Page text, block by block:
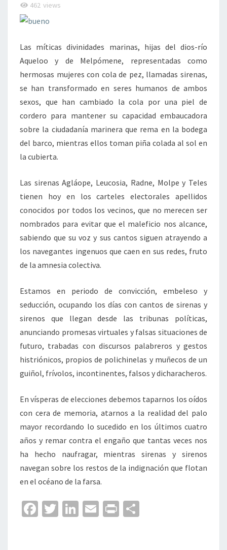
462 views
Las míticas divinidades marinas, hijas del dios-río
Aqueloo y de Melpómene, representadas como
hermosas mujeres con cola de pez, llamadas sirenas,
se han transformado en seres humanos de ambos
sexos, que han cambiado la cola por una piel de
cordero para mantener su capacidad embaucadora
sobre la ciudadanía marinera que rema en la bodega
del barco, mientras ellos toman piña colada al sol en
la cubierta.
Las sirenas Agláope, Leucosia, Radne, Molpe y Teles
tienen hoy en los carteles electorales apellidos
conocidos por todos los vecinos, que no merecen ser
nombrados para evitar que el maleficio nos alcance,
sabiendo que su voz y sus cantos siguen atrayendo a
los navegantes ingenuos que caen en sus redes, fruto
de la amnesia colectiva.
Estamos en periodo de convicción, embeleso y
seducción, ocupando los días con cantos de sirenas y
sirenos que llegan desde las tribunas políticas,
anunciando promesas virtuales y falsas situaciones de
futuro, trabadas con discursos palabreros y gestos
histriónicos, propios de polichinelas y muñecos de un
guiñol, frívolos, incontinentes, falsos y dicharacheros.
En vísperas de elecciones debemos taparnos los oídos
con cera de memoria, atarnos a la realidad del palo
mayor recordando lo sucedido en los últimos cuatro
años y remar contra el engaño que tantas veces nos
ha hecho naufragar, mientras sirenas y sirenos
navegan sobre los restos de la indignación que flotan
en el océano de la farsa.
Fa T
Li
E
Pr